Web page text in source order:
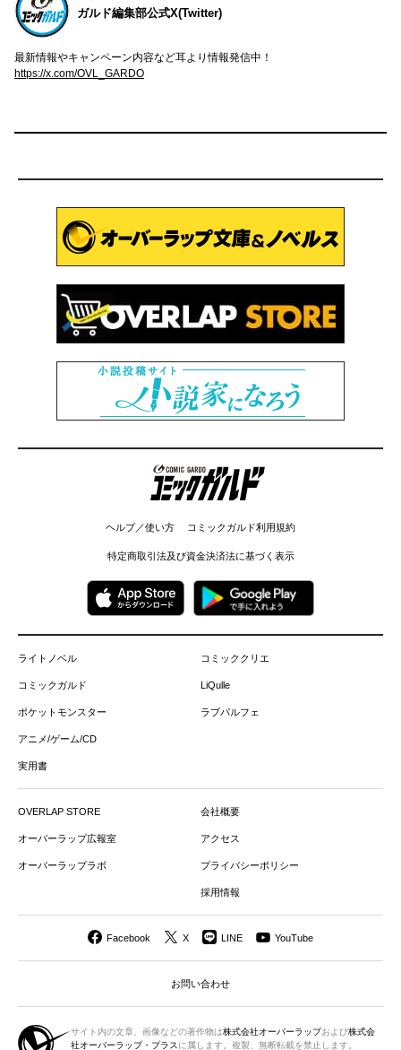
ガルド編集部公式X(Twitter)
最新情報やキャンペーン内容など耳より情報発信中！
https://x.com/OVL_GARDO
コミックガルド
ヘルプ／使い方 コミックガルド利用規約
特定商取引法及び資金決済法に基づく表示
ライトノベル
コミックガルド
ポケットモンスター
アニメ/ゲーム/CD
実用書
コミッククリエ
LiQulle
ラブパルフェ
OVERLAP STORE
オーバーラップ広報室
オーバーラップラボ
会社概要
アクセス
プライバシーポリシー
採用情報
Facebook X LINE YouTube
お問い合わせ
サイト内の文章、画像などの著作物は株式会社オーバーラップおよび株式会
社オーバーラップ・プラス に属します。複製、無断転載を禁止します。